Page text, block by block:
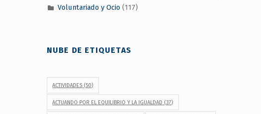
Voluntariado y Ocio (117)
NUBE DE ETIQUETAS
ACTIVIDADES (50)
ACTUANDO POR EL EQUILIBRIO Y LA IGUALDAD (37)